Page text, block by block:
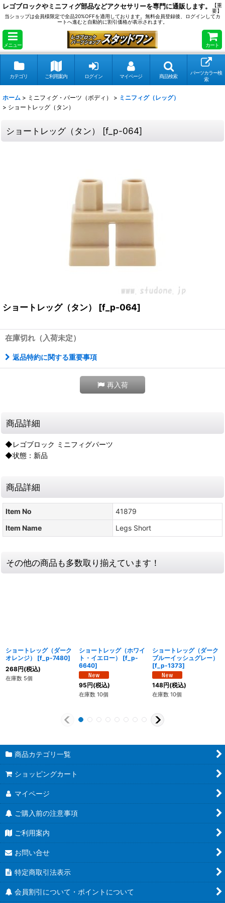
レゴブロックやミニフィグ部品などアクセサリーを専門に通販します。
【重
要】
当ショップは会員様限定で全品20%OFFを適用しております。無料会員登録後、ログインしてカ
ートへ進むと自動的に割引価格が表示されます。
メニュー カート
カテゴリ ご利用案内 ログイン マイページ 商品検索
パーツカラー検
索
ホーム > ミニフィグ・パーツ（ボディ） > ミニフィグ（レッグ）
> ショートレッグ（タン）
ショートレッグ（タン） [f_p-064]
ショートレッグ（タン） [f_p-064]
在庫切れ（入荷未定）
返品特約に関する重要事項
再入荷
商品詳細
◆レゴブロック ミニフィグパーツ
◆状態：新品
商品詳細
Item No
41879
Item Name
Legs Short
その他の商品も多数取り揃えています！
ショートレッグ（ダーク
オレンジ）
[f_p-7480]
268円(税込)
在庫数 5個
ショートレッグ（ホワイ
ト・イエロー）
[f_p-
6640]
95円(税込)
在庫数 10個
ショートレッグ（ダーク
ブルーイッシュグレー）
[f_p-1373]
148円(税込)
在庫数 10個
商品カテゴリ一覧
ショッピングカート
マイページ
ご購入前の注意事項
ご利用案内
お問い合せ
特定商取引法表示
会員割引について・ポイントについて